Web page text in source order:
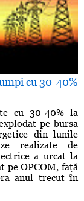
cu 30-40%
cu 30-40% la
pe bursa
din lunile
realizate de
a urcat la
pe OPCOM, faţă
anul trecut în